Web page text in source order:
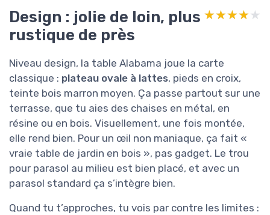
Design : jolie de loin, plus
rustique de près
★★★★★
★★★★★
Niveau design, la table Alabama joue la carte
classique : plateau ovale à lattes, pieds en croix,
teinte bois marron moyen. Ça passe partout sur une
terrasse, que tu aies des chaises en métal, en
résine ou en bois. Visuellement, une fois montée,
elle rend bien. Pour un œil non maniaque, ça fait «
vraie table de jardin en bois », pas gadget. Le trou
pour parasol au milieu est bien placé, et avec un
parasol standard ça s’intègre bien.
Quand tu t’approches, tu vois par contre les limites :